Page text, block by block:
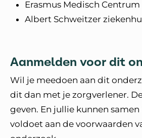
Erasmus Medisch Centrum
Albert Schweitzer
Aanmelden voor dit
Wil je meedoen aan dit
dit dan met je zorgverlener.
geven. En jullie kunnen
voldoet aan de voorwaarden